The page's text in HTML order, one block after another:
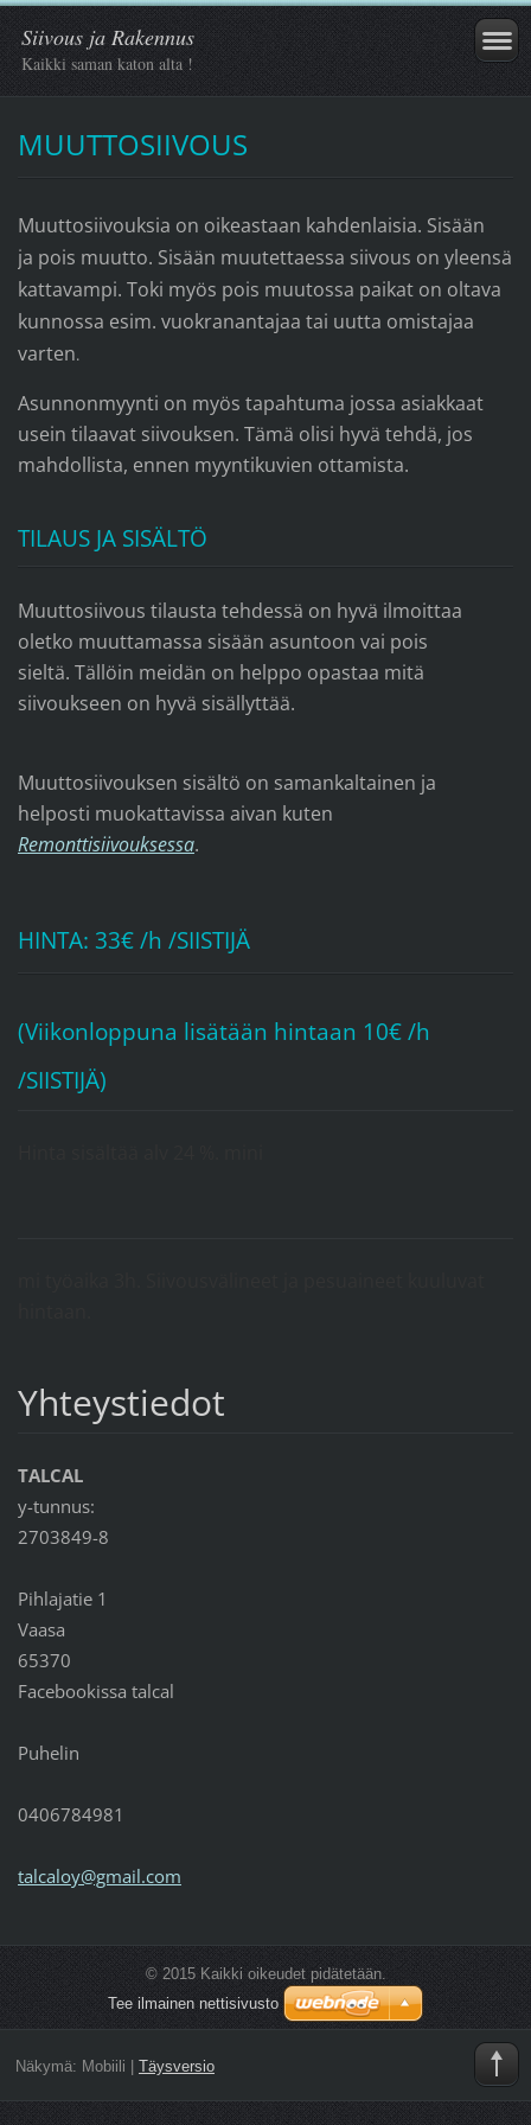
Siivous ja Rakennus
Kaikki saman katon alta !
MUUTTOSIIVOUS
Muuttosiivouksia on oikeastaan kahdenlaisia. Sisään
ja pois muutto. Sisään muutettaessa siivous on yleensä
kattavampi. Toki myös pois muutossa paikat on oltava
kunnossa esim. vuokranantajaa tai uutta omistajaa
varten.
Asunnonmyynti on myös tapahtuma jossa asiakkaat
usein tilaavat siivouksen. Tämä olisi hyvä tehdä, jos
mahdollista, ennen myyntikuvien ottamista.
TILAUS JA SISÄLTÖ
Muuttosiivous tilausta tehdessä on hyvä ilmoittaa
oletko muuttamassa sisään asuntoon vai pois
sieltä. Tällöin meidän on helppo opastaa mitä
siivoukseen on hyvä sisällyttää.
Muuttosiivouksen sisältö on samankaltainen ja
helposti muokattavissa aivan kuten
Remonttisiivouksessa.
HINTA: 33€ /h /SIISTIJÄ
(Viikonloppuna lisätään hintaan 10€ /h
/SIISTIJÄ)
Yhteystiedot
TALCAL
y-tunnus:
2703849-8
Pihlajatie 1
Vaasa
65370
Facebookissa talcal
Puhelin
0406784981
talcaloy@gmail.com
© 2015 Kaikki oikeudet pidätetään.
Tee ilmainen nettisivusto
Näkymä: Mobiili | Täysversio